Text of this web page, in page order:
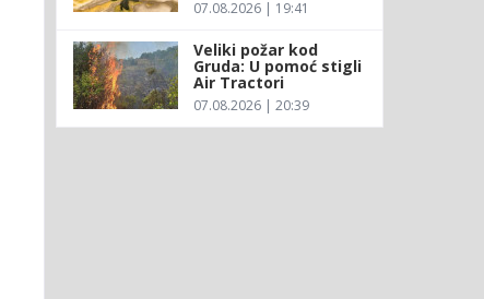
07.08.2026 | 19:41
Veliki požar kod
Gruda: U pomoć stigli
Air Tractori
07.08.2026 | 20:39